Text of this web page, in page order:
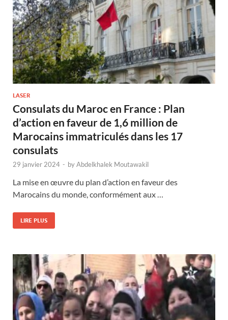
LASER
Consulats du Maroc en France : Plan
d’action en faveur de 1,6 million de
Marocains immatriculés dans les 17
consulats
29 janvier 2024 - byAbdelkhalek Moutawakil
La mise en œuvre du plan d’action en faveur des
Marocains du monde, conformément aux …
LIRE PLUS